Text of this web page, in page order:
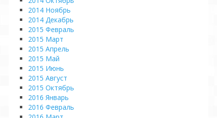
2014 Ноябрь
2014 Декабрь
2015 Февраль
2015 Март
2015 Апрель
2015 Май
2015 Июнь
2015 Август
2015 Октябрь
2016 Январь
2016 Февраль